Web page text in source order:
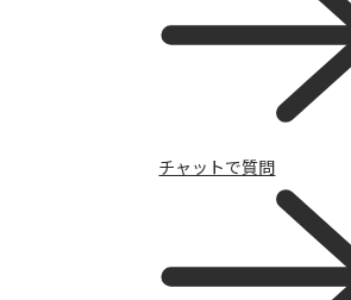
チャットで質問